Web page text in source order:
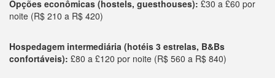
Opções econômicas (hostels, guesthouses): £30 a £60 por
noite (R$ 210 a R$ 420)
Hospedagem intermediária (hotéis 3 estrelas, B&Bs
confortáveis): £80 a £120 por noite (R$ 560 a R$ 840)